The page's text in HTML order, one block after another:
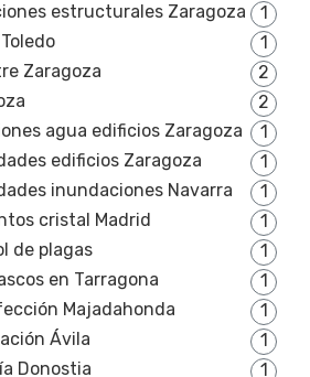
estructurales Zaragoza
1
1
Zaragoza
2
2
agua edificios Zaragoza
1
edificios Zaragoza
1
inundaciones Navarra
1
cristal Madrid
1
de plagas
1
en Tarragona
1
Majadahonda
1
Ávila
1
Donostia
1